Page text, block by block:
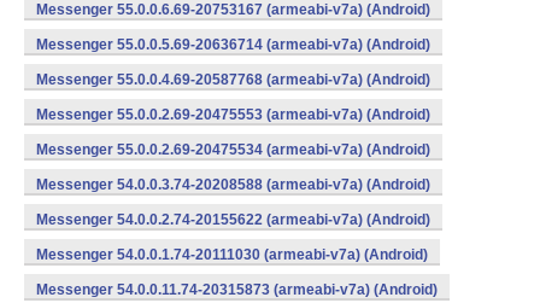
Messenger 55.0.0.6.69-20753167 (armeabi-v7a) (Android)
Messenger 55.0.0.5.69-20636714 (armeabi-v7a) (Android)
Messenger 55.0.0.4.69-20587768 (armeabi-v7a) (Android)
Messenger 55.0.0.2.69-20475553 (armeabi-v7a) (Android)
Messenger 55.0.0.2.69-20475534 (armeabi-v7a) (Android)
Messenger 54.0.0.3.74-20208588 (armeabi-v7a) (Android)
Messenger 54.0.0.2.74-20155622 (armeabi-v7a) (Android)
Messenger 54.0.0.1.74-20111030 (armeabi-v7a) (Android)
Messenger 54.0.0.11.74-20315873 (armeabi-v7a) (Android)